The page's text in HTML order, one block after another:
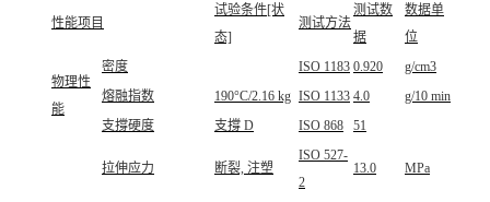
性能项目
试验条件[状
态]
测试方法
测试数
据
数据单
位
物理性
能
密度 ISO 1183 0.920
g/cm3
熔融指数
190°C/2.16 kg ISO 1133 4.0
g/10 min
支撐硬度
支撐 D ISO 868 51
拉伸应力 断裂, 注塑
ISO 527-
2
13.0 MPa